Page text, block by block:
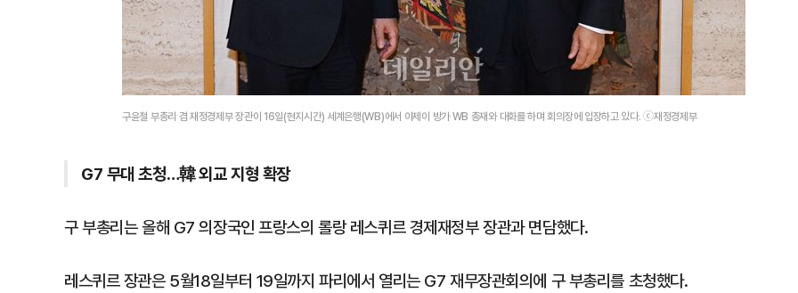
구윤철 부총리 겸 재정경제부 장관이 16일(현지시간) 세계은행(WB)에서 아제이 방가 WB 총재와 대화를 하며 회의장에 입장하고 있다. ⓒ재정경제부
G7 무대 초청…韓 외교 지형 확장
구 부총리는 올해 G7 의장국인 프랑스의 롤랑 레스퀴르 경제재정부 장관과 면담했다.
레스퀴르 장관은 5월18일부터 19일까지 파리에서 열리는 G7 재무장관회의에 구 부총리를 초청했다.